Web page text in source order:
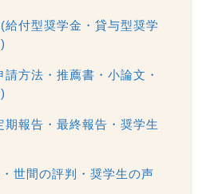
給付型奨学金・貸与型奨学
方法・推薦書・小論文・
期報告・最終報告・奨学生
世間の評判・奨学生の声